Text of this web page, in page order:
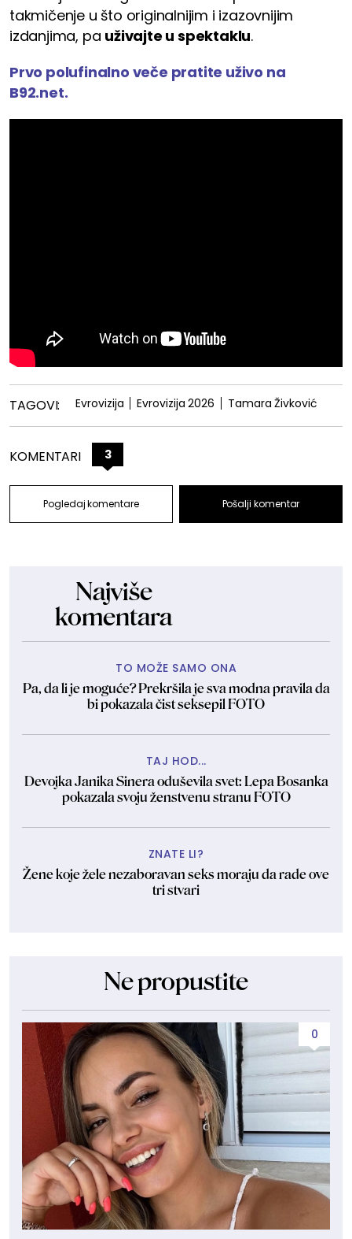
takmičenje u što originalnijim i izazovnijim
izdanjima, pa uživajte u spektaklu.
Prvo polufinalno veče pratite uživo na
B92.net.
TAGOVI: Evrovizija Evrovizija 2026 Tamara Živković
KOMENTARI 3
Pogledaj komentare Pošalji komentar
Najviše
komentara
TO MOŽE SAMO ONA
Pa, da li je moguće? Prekršila je sva modna pravila da
bi pokazala čist seksepil FOTO
TAJ HOD...
Devojka Janika Sinera oduševila svet: Lepa Bosanka
pokazala svoju ženstvenu stranu FOTO
ZNATE LI?
Žene koje žele nezaboravan seks moraju da rade ove
tri stvari
Ne propustite
0